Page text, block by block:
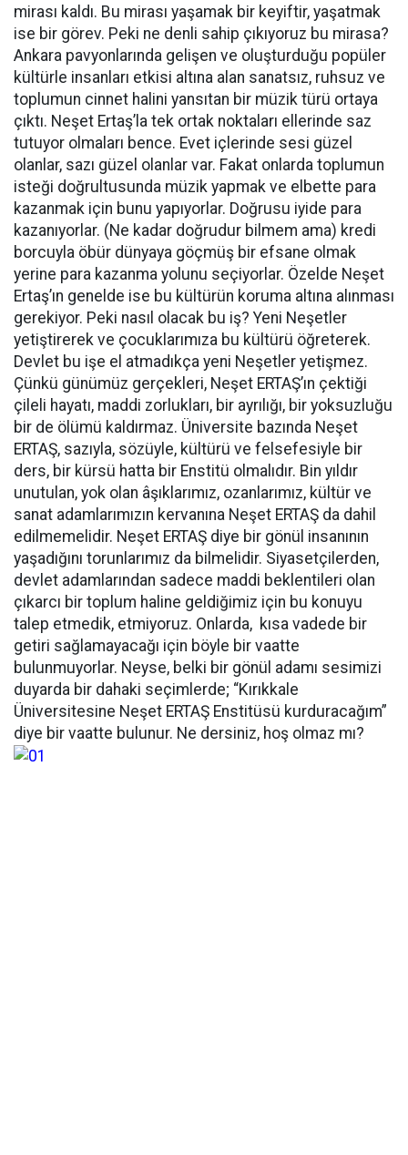
mirası kaldı. Bu mirası yaşamak bir keyiftir, yaşatmak
ise bir görev. Peki ne denli sahip çıkıyoruz bu mirasa?
Ankara pavyonlarında gelişen ve oluşturduğu popüler
kültürle insanları etkisi altına alan sanatsız, ruhsuz ve
toplumun cinnet halini yansıtan bir müzik türü ortaya
çıktı. Neşet Ertaş’la tek ortak noktaları ellerinde saz
tutuyor olmaları bence. Evet içlerinde sesi güzel
olanlar, sazı güzel olanlar var. Fakat onlarda toplumun
isteği doğrultusunda müzik yapmak ve elbette para
kazanmak için bunu yapıyorlar. Doğrusu iyide para
kazanıyorlar. (Ne kadar doğrudur bilmem ama) kredi
borcuyla öbür dünyaya göçmüş bir efsane olmak
yerine para kazanma yolunu seçiyorlar. Özelde Neşet
Ertaş’ın genelde ise bu kültürün koruma altına alınması
gerekiyor. Peki nasıl olacak bu iş? Yeni Neşetler
yetiştirerek ve çocuklarımıza bu kültürü öğreterek.
Devlet bu işe el atmadıkça yeni Neşetler yetişmez.
Çünkü günümüz gerçekleri, Neşet ERTAŞ’ın çektiği
çileli hayatı, maddi zorlukları, bir ayrılığı, bir yoksuzluğu
bir de ölümü kaldırmaz. Üniversite bazında Neşet
ERTAŞ, sazıyla, sözüyle, kültürü ve felsefesiyle bir
ders, bir kürsü hatta bir Enstitü olmalıdır. Bin yıldır
unutulan, yok olan âşıklarımız, ozanlarımız, kültür ve
sanat adamlarımızın kervanına Neşet ERTAŞ da dahil
edilmemelidir. Neşet ERTAŞ diye bir gönül insanının
yaşadığını torunlarımız da bilmelidir. Siyasetçilerden,
devlet adamlarından sadece maddi beklentileri olan
çıkarcı bir toplum haline geldiğimiz için bu konuyu
talep etmedik, etmiyoruz. Onlarda, kısa vadede bir
getiri sağlamayacağı için böyle bir vaatte
bulunmuyorlar. Neyse, belki bir gönül adamı sesimizi
duyarda bir dahaki seçimlerde; “Kırıkkale
Üniversitesine Neşet ERTAŞ Enstitüsü kurduracağım”
diye bir vaatte bulunur. Ne dersiniz, hoş olmaz mı?